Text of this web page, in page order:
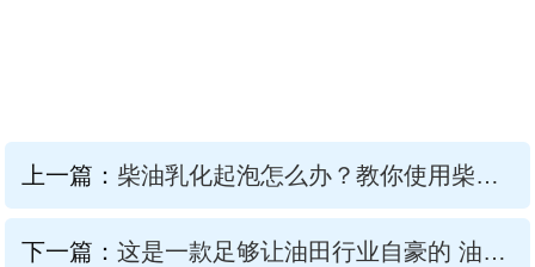
上一篇： 柴油乳化起泡怎么办？教你使用柴油乳化消泡剂一招去泡
下一篇： 这是一款足够让油田行业自豪的 油田助剂消泡剂